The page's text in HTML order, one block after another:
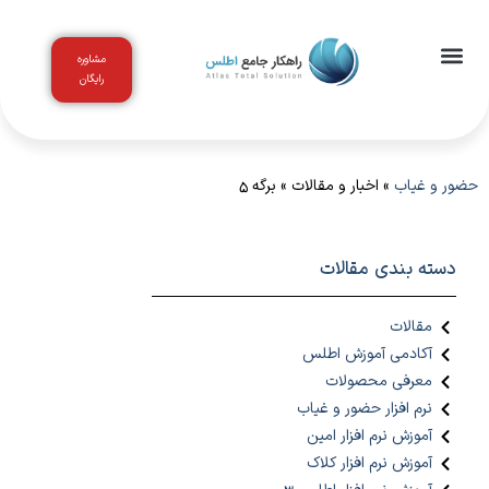
مشاوره
رایگان
حضور و غیاب » اخبار و مقالات » برگه 5
دسته بندی مقالات
مقالات
آکادمی آموزش اطلس
معرفی محصولات
نرم افزار حضور و غیاب
آموزش نرم افزار امین
آموزش نرم افزار کلاک